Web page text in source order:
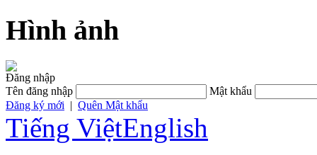
Hình ảnh
Đăng nhập
Tên đăng nhập
Mật khẩu
Đăng ký mới | Quên Mật khẩu
Tiếng ViệtEnglish